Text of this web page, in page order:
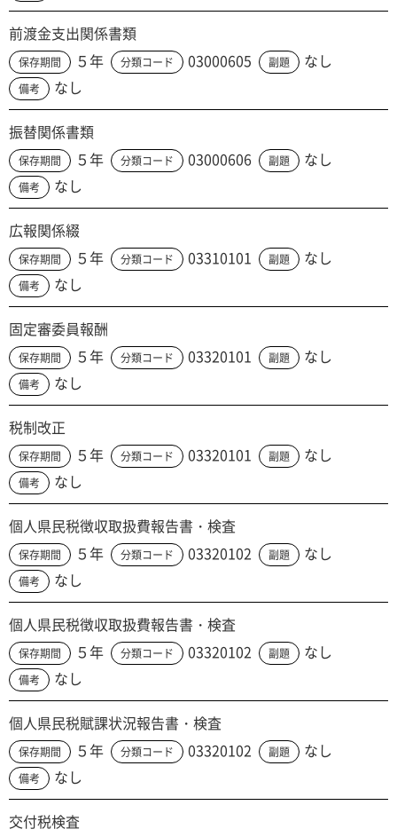
前渡金支出関係書類
保存期間 ５年 分類コード 03000605 副題 なし
備考 なし
振替関係書類
保存期間 ５年 分類コード 03000606 副題 なし
備考 なし
広報関係綴
保存期間 ５年 分類コード 03310101 副題 なし
備考 なし
固定審委員報酬
保存期間 ５年 分類コード 03320101 副題 なし
備考 なし
税制改正
保存期間 ５年 分類コード 03320101 副題 なし
備考 なし
個人県民税徴収取扱費報告書・検査
保存期間 ５年 分類コード 03320102 副題 なし
備考 なし
個人県民税徴収取扱費報告書・検査
保存期間 ５年 分類コード 03320102 副題 なし
備考 なし
個人県民税賦課状況報告書・検査
保存期間 ５年 分類コード 03320102 副題 なし
備考 なし
交付税検査